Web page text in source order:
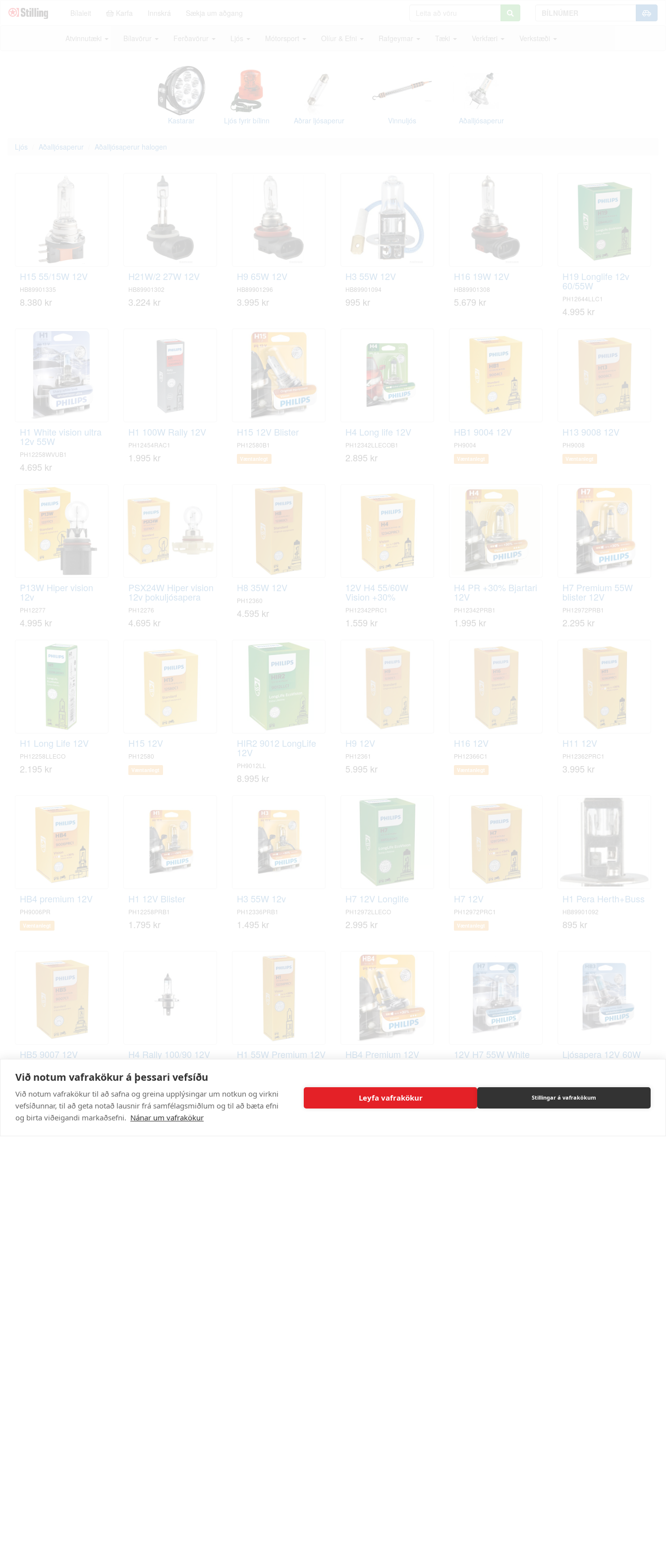
Við notum vafrakökur á þessari vefsíðu
Við notum vafrakökur til að safna og greina upplýsingar um notkun og virkni
vefsíðunnar, til að geta notað lausnir frá samfélagsmiðlum og til að bæta efni
og birta viðeigandi markaðsefni. Nánar um vafrakökur
Leyfa vafrakökur Stillingar á vafrakökum
Bílaleit Karfa Innskrá Sækja um aðgang
Atvinnutæki Bílavörur Ferðavörur Ljós Mótorsport Olíur & Efni Rafgeymar Tæki Verkfæri Verkstæði
Kastarar Ljós fyrir bílinn Aðrar ljósaperur Vinnuljós Aðalljósaperur
Ljós Aðalljósaperur Aðalljósaperur halogen
H15 55/15W 12V
HB89901335
8.380 kr
H21W/2 27W 12V
HB89901302
3.224 kr
H9 65W 12V
HB89901296
3.995 kr
H3 55W 12V
HB89901094
995 kr
H16 19W 12V
HB89901308
5.679 kr
H19 Longlife 12v
60/55W
PH12644LLC1
4.995 kr
H1 White vision ultra
12v 55W
PH12258WVUB1
4.695 kr
H1 100W Rally 12V
PH12454RAC1
1.995 kr
H15 12V Blister
PH12580B1
Væntanlegt
H4 Long life 12V
PH12342LLECOB1
2.895 kr
HB1 9004 12V
PH9004
Væntanlegt
H13 9008 12V
PH9008
Væntanlegt
P13W Hiper vision
12v
PH12277
4.995 kr
PSX24W Hiper vision
12v þokuljósapera
PH12276
4.695 kr
H8 35W 12V
PH12360
4.595 kr
12V H4 55/60W
Vision +30%
PH12342PRC1
1.559 kr
H4 PR +30% Bjartari
12V
PH12342PRB1
1.995 kr
H7 Premium 55W
blister 12V
PH12972PRB1
2.295 kr
H1 Long Life 12V
PH12258LLECO
2.195 kr
H15 12V
PH12580
Væntanlegt
HIR2 9012 LongLife
12V
PH9012LL
8.995 kr
H9 12V
PH12361
5.995 kr
H16 12V
PH12366C1
Væntanlegt
H11 12V
PH12362PRC1
3.995 kr
HB4 premium 12V
PH9006PR
Væntanlegt
H1 12V Blister
PH12258PRB1
1.795 kr
H3 55W 12v
PH12336PRB1
1.495 kr
H7 12V Longlife
PH12972LLECO
2.995 kr
H7 12V
PH12972PRC1
Væntanlegt
H1 Pera Herth+Buss
HB89901092
895 kr
HB5 9007 12V
4.795 kr
H4 Rally 100/90 12V
2.954 kr
H1 55W Premium 12V HB4 Premium 12V 12V H7 55W White
5.595 kr
Ljósapera 12V 60W
HB3 WhiteVision Ultra
6.595 kr